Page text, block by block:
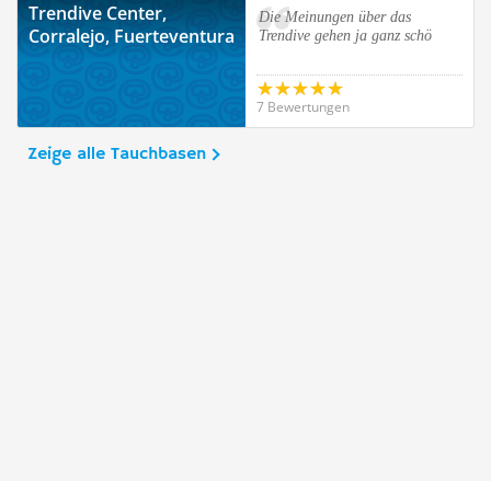
Trendive Center,
Corralejo, Fuerteventura
Die Meinungen über das
Trendive gehen ja ganz schö
7 Bewertungen
Zeige alle Tauchbasen